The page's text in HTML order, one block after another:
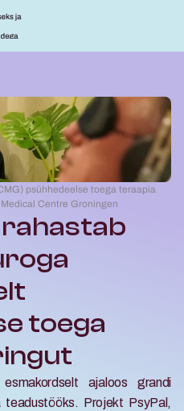
psühhedeelse toega teraapia
Centre Groningen
toega
ajaloos grandi
Projekt PsyPal,